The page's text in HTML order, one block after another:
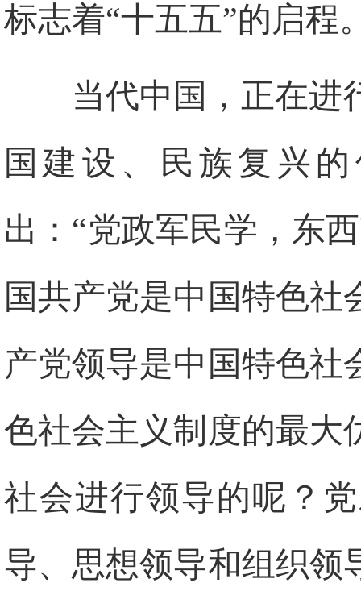
标志着“十五五”的启程
当代中国，正在进
国建设、民族复兴
出：“党政军民学，东
国共产党是中国特色社
产党领导是中国特色社
色社会主义制度的最大
社会进行领导的呢？
导、思想领导和组织领